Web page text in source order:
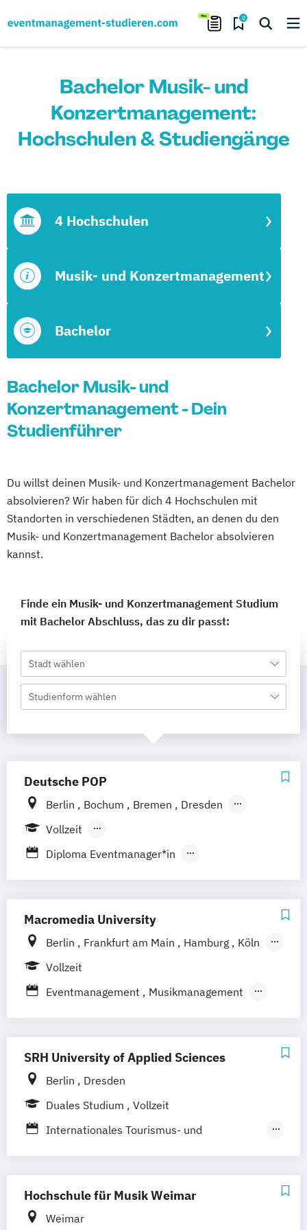
0
Bachelor Musik- und
Konzertmanagement:
Hochschulen & Studiengänge
Bachelor
Musik- und Konzertmanagement
4 Hochschulen
Bachelor Musik- und
Konzertmanagement - Dein
Studienführer
Du willst deinen Musik- und Konzertmanagement Bachelor
absolvieren? Wir haben für dich 4 Hochschulen mit
Standorten in verschiedenen Städten, an denen du den
Musik- und Konzertmanagement Bachelor absolvieren
kannst.
Finde ein Musik- und Konzertmanagement Studium
mit Bachelor Abschluss, das zu dir passt:
Stadt wählen
Studienform wählen
Deutsche POP
Berlin Bochum Bremen
Dresden
Frankfurt am Main
Stuttgart
Vollzeit
Berufsbegleitender Präsenzlehrgang
Diploma Eventmanager*in
Music Management
Macromedia University
Berlin Frankfurt am Main Hamburg
Köln
Leipzig
Vollzeit
Eventmanagement
Musikmanagement
SRH University of Applied Sciences
Berlin
Dresden
Duales Studium
Vollzeit
Internationales Tourismus- und
Internationales Tourismus- und
Management)
Hochschule für Musik Weimar
Weimar